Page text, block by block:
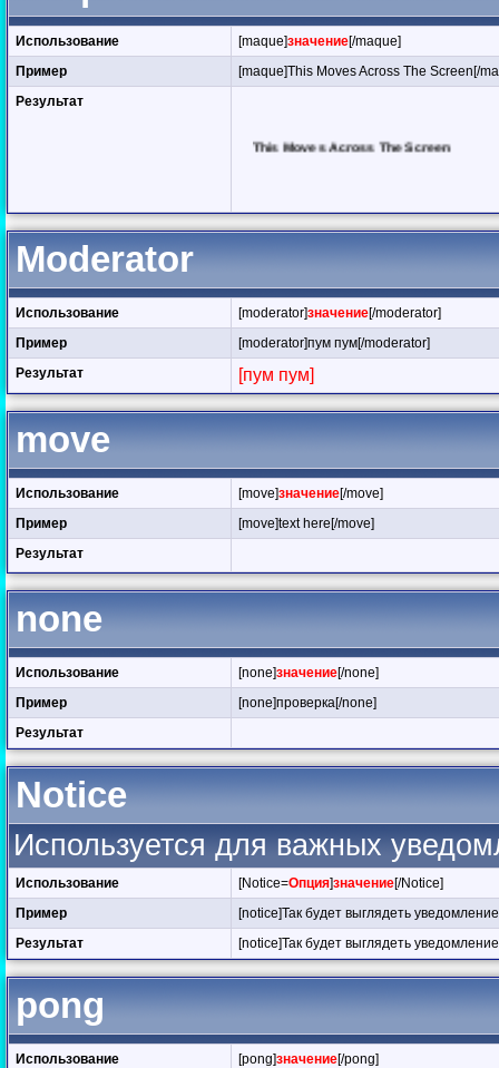
Использование [maque]значение[/maque]
Пример
[maque]This Moves Across The Screen[/
Результат
This Moves Across
Moderator
Использование [moderator]значение[/moderator]
Пример
[moderator]пум пум[/moderator]
Результат
[пум пум]
move
Использование [move]значение[/move]
Пример
[move]text here[/move]
Результат
none
Использование [none]значение[/none]
Пример
[none]проверка[/none]
Результат
Notice
Используется для важных
Использование [Notice=Опция]значение[/Notice]
Пример
[notice]Так будет выглядеть
Результат
[notice]Так будет выглядеть
pong
Использование [pong]значение[/pong]